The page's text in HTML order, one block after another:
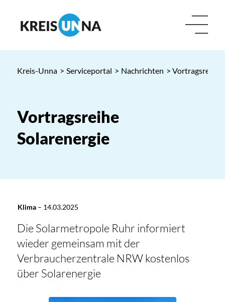
Kreis-Unna > Serviceportal > Nachrichten > Vortragsreihe
Vortragsreihe
Solarenergie
Klima– 14.03.2025
Die Solarmetropole Ruhr informiert
wieder gemeinsam mit der
Verbraucherzentrale NRW kostenlos
über Solarenergie